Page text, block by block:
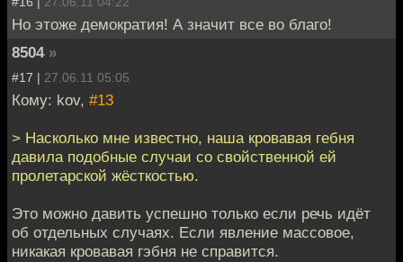
Но этоже демократия! А значит все во благо!
8504 »
#17 | 27.06.11 05:05
Кому: kov, #13
> Насколько мне известно, наша кровавая гебня
давила подобные случаи со свойственной ей
пролетарской жёсткостью.
Это можно давить успешно только если речь идёт
об отдельных случаях. Если явление массовое,
никакая кровавая гэбня не справится.